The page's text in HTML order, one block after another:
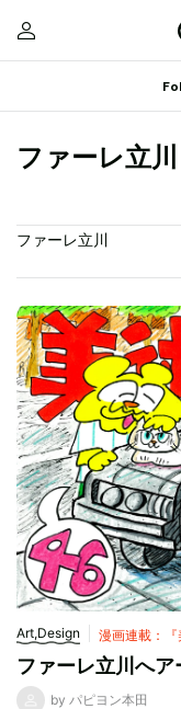
ファーレ立川
ファーレ立川
Art,Design 漫画連載：『
ファーレ立川へ
by パピヨン本田